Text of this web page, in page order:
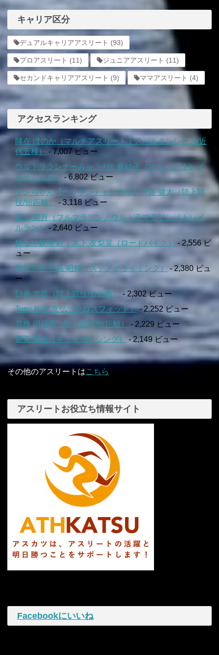
キャリア区分
デュアルキャリアアスリート (93)
プロアスリート (11) ジュニアアスリート (11)
セカンドキャリアアスリート (9) ママアスリート (4)
アクセスランキング
陣在 ほのか（マルチアスリート｜スパルタンレース/近
代五種）
- 7,007 ビュー
ウルトラランナーみゃこ | 辻 麻結子（マラソン/トレイ
ルラニング） - 6,802 ビュー
ケンちゃん【ハラケンチャンネル】大貫 健太（陸上競
技/短距離）
- 3,118 ビュー
冨井 菜月（フルマラソン／ウルトラマラソン／トレイ
ルラン）- 2,640 ビュー
鈴なり妖怪 鈴｜木下 友梨菜（ロードバイク）
- 2,556 ビ
ュー
階段坊主 矢島 昭輝（ステアクライミング）
- 2,380 ビュ
ー
臼井 文音（陸上競技/短距離）
- 2,302 ビュー
Tony 板谷 友弘（クロスフィット）- 2,252 ビュー
髙橋 明日香（陸上競技/短距離）
- 2,229 ビュー
新美 貴士（キックボクシング） - 2,149 ビュー
その他のアスリートはこちら
アスリートお役立ち情報サイト
Facebookにいいね